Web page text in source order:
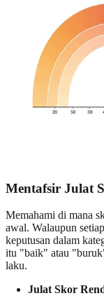
Mentafsir Julat
Memahami di mana
awal. Walaupun
keputusan dalam
itu "baik" atau
laku.
Julat Skor